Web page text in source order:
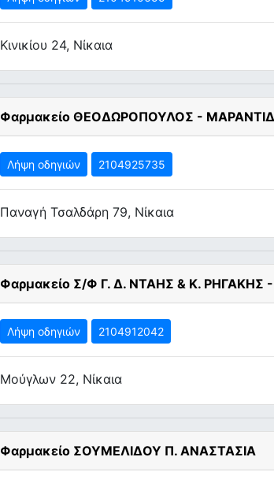
Κινικίου 24, Νίκαια
Φαρμακείο ΘΕΟΔΩΡΟΠΟΥΛΟΣ -
Λήψη οδηγιών 2104925735
Παναγή Τσαλδάρη 79, Νίκαια
Φαρμακείο Σ/Φ Γ. Δ. ΝΤΑΗΣ & Κ.
Λήψη οδηγιών 2104912042
Μούγλων 22, Νίκαια
Φαρμακείο ΣΟΥΜΕΛΙΔΟΥ Π. ΑΝΑΣΤΑΣΙΑ